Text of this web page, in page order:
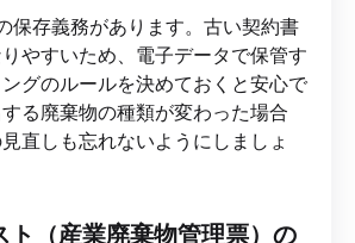
保存義務があります。古い契約書
やすいため、電子データで保管す
グのルールを決めておくと安心で
る廃棄物の種類が変わった場合
直しも忘れないようにしましょ
ト（産業廃棄物管理票）の